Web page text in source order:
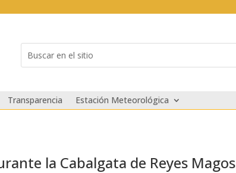
for...
Transparencia Estación Meteorológica
la Cabalgata de Reyes Magos